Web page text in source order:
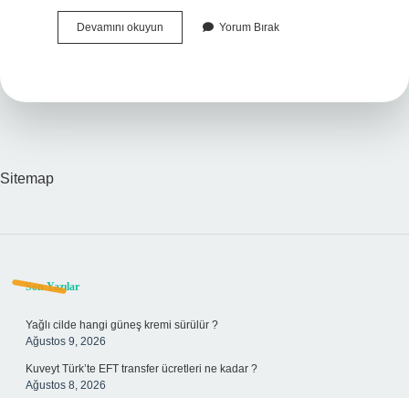
Devamını okuyun
Güvenilir
Yorum Bırak
Sitemap
Sidebar
Son Yazılar
Yağlı cilde hangi güneş kremi sürülür ?
Ağustos 9, 2026
Kuveyt Türk’te EFT transfer ücretleri ne kadar ?
Ağustos 8, 2026